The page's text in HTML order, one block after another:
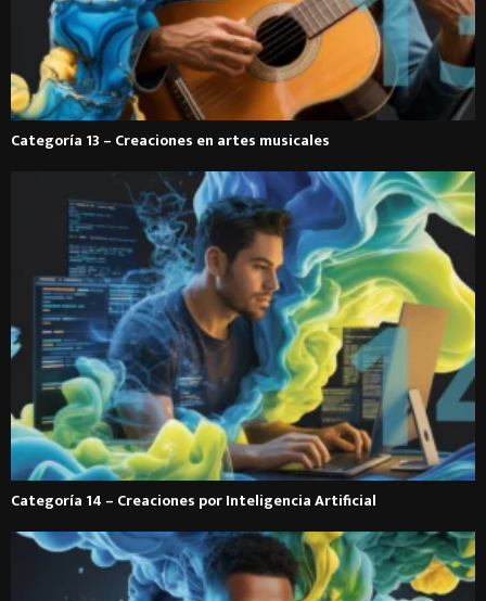
Categoría 13 – Creaciones en artes musicales
Categoría 14 – Creaciones por Inteligencia Artificial